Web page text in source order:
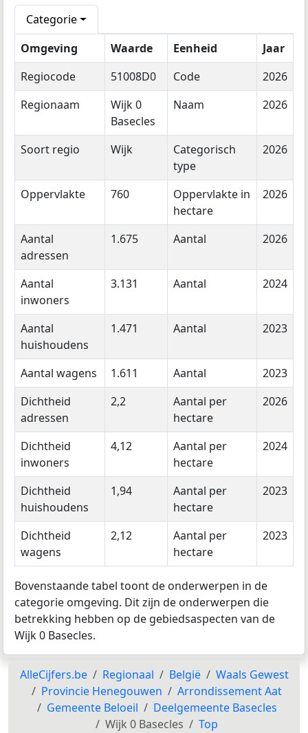
Categorie
Omgeving
Waarde Eenheid
Jaar
Regiocode
51008D0 Code
2026
Regionaam
Wijk 0
Basecles
Naam 2026
Soort regio Wijk
Categorisch
type
2026
Oppervlakte 760
Oppervlakte in
hectare
2026
Aantal
adressen
1.675 Aantal 2026
Aantal
inwoners
3.131 Aantal 2024
Aantal
huishoudens
1.471 Aantal 2023
Aantal wagens 1.611 Aantal
2023
Dichtheid
adressen
2,2
Aantal per
hectare
2026
Dichtheid
inwoners
4,12
Aantal per
hectare
2024
Dichtheid
huishoudens
1,94
Aantal per
hectare
2023
Dichtheid
wagens
2,12
Aantal per
hectare
2023
Bovenstaande tabel toont de onderwerpen in de
categorie omgeving. Dit zijn de onderwerpen die
betrekking hebben op de gebiedsaspecten van de
Wijk 0 Basecles.
AlleCijfers.be Regionaal België
Waals Gewest
Provincie Henegouwen
Arrondissement Aat
Gemeente Beloeil
Deelgemeente Basecles
Wijk 0 Basecles
Top